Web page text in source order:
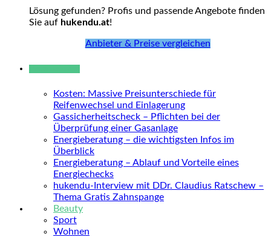
Lösung gefunden? Profis und passende Angebote finden
Sie auf hukendu.at!
Anbieter & Preise vergleichen
Kosten: Massive Preisunterschiede für
Reifenwechsel und Einlagerung
Gassicherheitscheck – Pflichten bei der
Überprüfung einer Gasanlage
Energieberatung – die wichtigsten Infos im
Überblick
Energieberatung – Ablauf und Vorteile eines
Energiechecks
hukendu-Interview mit DDr. Claudius Ratschew –
Thema Gratis Zahnspange
Beauty
Sport
Wohnen